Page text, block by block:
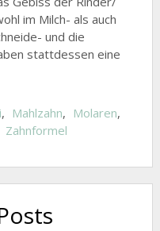
im Milch- als auch
und die
stattdessen eine
, Mahlzahn, Molaren,
Zahnformel